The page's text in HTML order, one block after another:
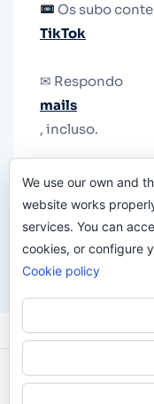
Os subo
TikTok
✉ Respondo
mails
, incluso.
le quiten el
Odi O'Malley ©
We use our own and
website works
services. You can
cookies, or configure
Cookie policy